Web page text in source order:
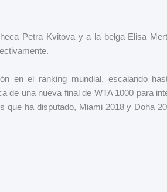
Petra Kvitova y a la belga Elisa
en el ranking mundial, escalando
de una nueva final de WTA 1000 para
que ha disputado, Miami 2018 y Doha